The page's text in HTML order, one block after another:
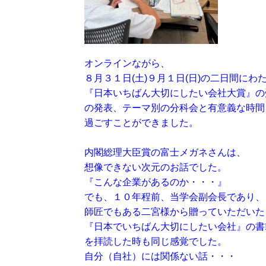
オンラインながら、
８月３１日(土)９月１日(日)の二日間にわ
『日本いちばん大切にしたい会社大賞』
の発表、テーマ別の分科会と有意義な時間
過ごすことができました。
内閣総理大臣賞の富士メガネさんは、
想像できない次元のお話でした。
『こんな企業があるのか・・・』
でも、１０年程前、当学会副会長であり、
師匠でもある二宮様から贈っていただいた
『日本でいちばん大切にしたい会社』の
を拝読した時も同じ感覚でした。
自分（自社）には関係ない話・・・